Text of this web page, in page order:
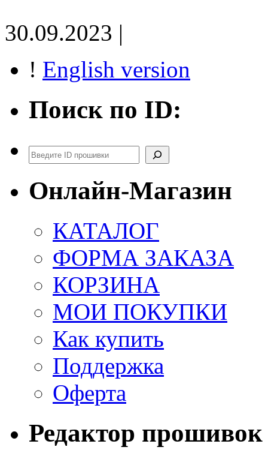
30.09.2023 |
! English version
Поиск по ID:
Поиск
Онлайн-Магазин
КАТАЛОГ
ФОРМА ЗАКАЗА
КОРЗИНА
МОИ ПОКУПКИ
Как купить
Поддержка
Оферта
Редактор прошивок